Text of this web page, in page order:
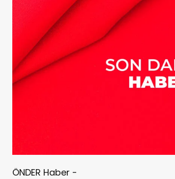
ÖNDER Haber -